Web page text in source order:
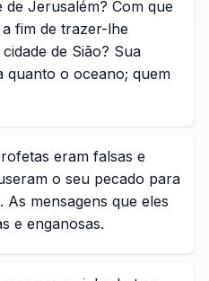
Jerusalém? Com que
fim de trazer-lhe
de Sião? Sua
quanto o oceano; quem
eram falsas e
o seu pecado para
mensagens que eles
e enganosas.